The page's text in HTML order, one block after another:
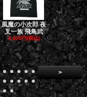
風魔の小次郎 夜
叉一族 飛鳥武
4,400円(税込)
風魔の小次
魔一族 竜
4,400円(税
>